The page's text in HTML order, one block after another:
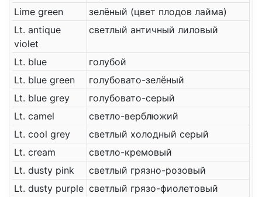
Lime green
зелёный (цвет плодов лайма)
Lt. antique
violet
светлый античный лиловый
Lt. blue
голубой
Lt. blue green
голубовато-зелёный
Lt. blue grey
голубовато-серый
Lt. camel
светло-верблюжий
Lt. cool grey
светлый холодный серый
Lt. cream
светло-кремовый
Lt. dusty pink
светлый грязно-розовый
Lt. dusty purple светлый грязо-фиолетовый